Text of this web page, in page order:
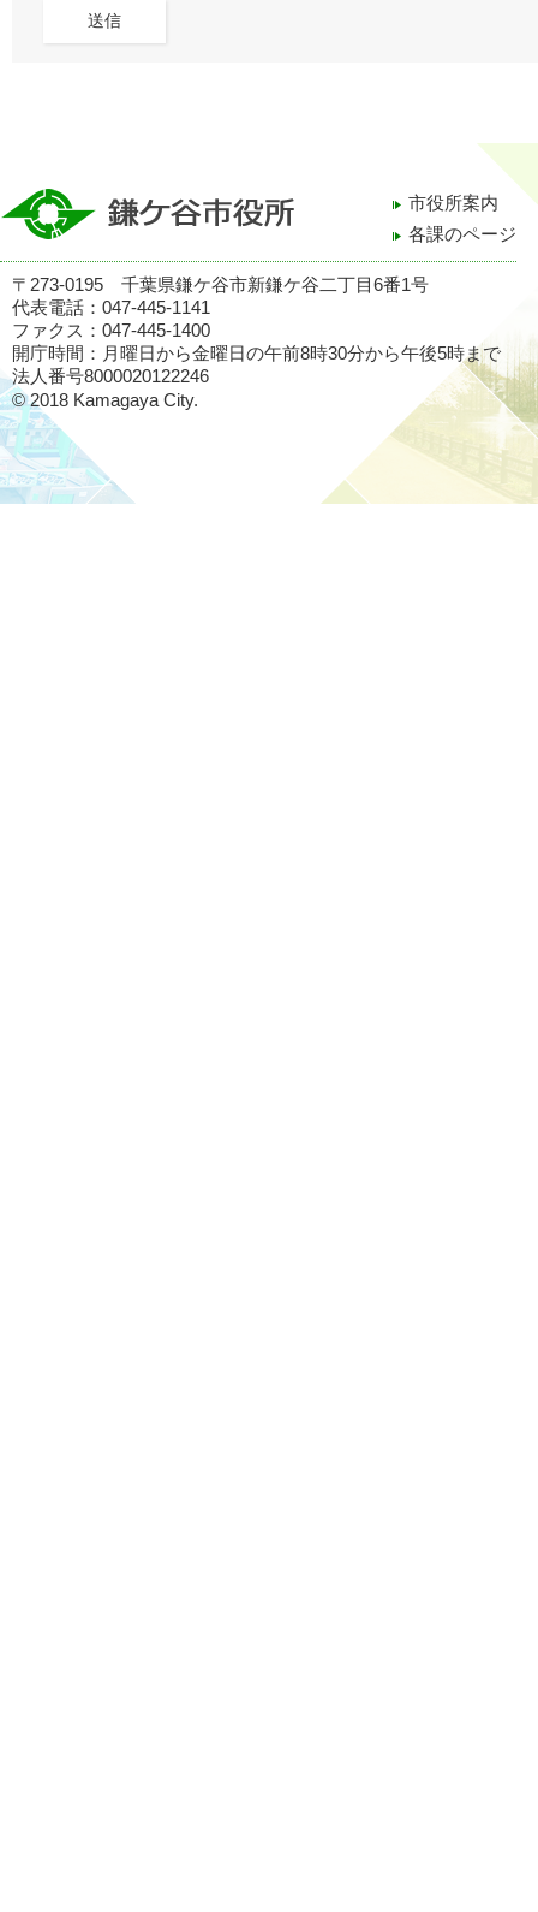
市役所案内
各課のページ
〒273-0195 千葉県鎌ケ谷市新鎌ケ谷二丁目6番1号
代表電話：047-445-1141
ファクス：047-445-1400
開庁時間：月曜日から金曜日の午前8時30分から午後5時まで
法人番号8000020122246
© 2018 Kamagaya City.